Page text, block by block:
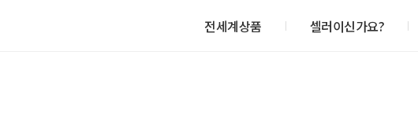
전세계상품 셀러이신가요?